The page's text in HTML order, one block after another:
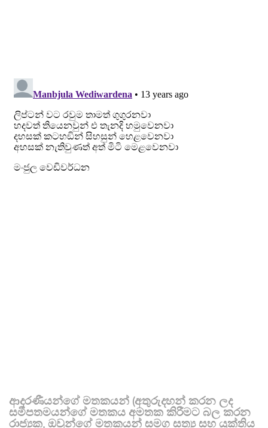
ආදරණීයන්ගේ මතකයන් (අතුරුදහන් කරන ලද
සමීපතමයන්ගේ මතකය අමතක කිරීමට බල කරන
රාජ්‍යක, ඔවුන්ගේ මතකයන් සමග සත්‍ය සහ යුක්තිය